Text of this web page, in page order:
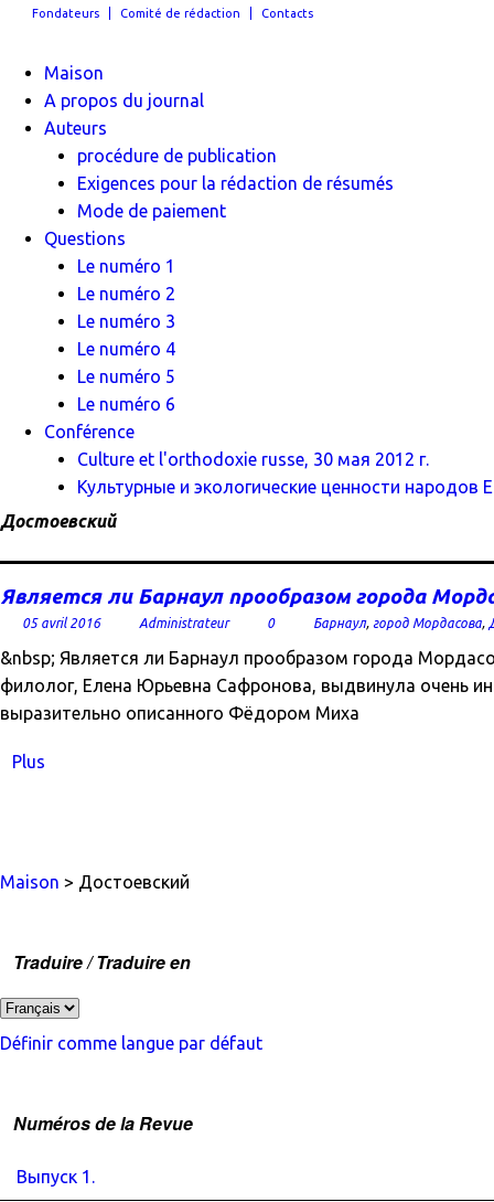
Fondateurs Comité de rédaction Contacts
Maison
A propos du journal
Auteurs
procédure de publication
Exigences pour la rédaction de résumés
Mode de paiement
Questions
Le numéro 1
Le numéro 2
Le numéro 3
Le numéro 4
Le numéro 5
Le numéro 6
Conférence
Culture et l'orthodoxie russe, 30 мая 2012 г.
Культурные и экологические ценности народов
Достоевский
Является ли Барнаул прообразом города
05 avril 2016 Administrateur 0 Барнаул, город Мордасова,
&nbsp; Является ли Барнаул прообразом города
филолог, Елена Юрьевна Сафронова, выдвинула очень
выразительно описанного Фёдором Миха
Plus
Maison > Достоевский
Traduire / Traduire en
Définir comme langue par défaut
Numéros de la Revue
Выпуск 1.